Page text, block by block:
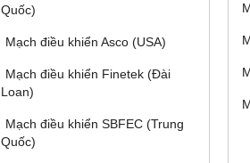
Quốc)
Mạch điều khiển Asco (USA)
Mạch điều khiển Finetek (Đài
Loan)
Mạch điều khiển SBFEC (Trung
Quốc)